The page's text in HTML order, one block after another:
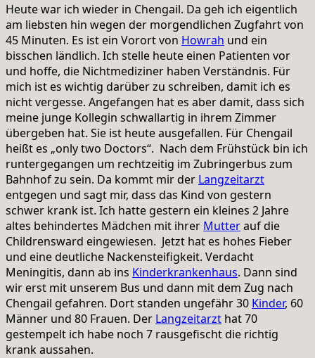
Heute war ich wieder in Chengail. Da geh ich eigentlich
am liebsten hin wegen der morgendlichen Zugfahrt von
45 Minuten. Es ist ein Vorort von Howrah und ein
bisschen ländlich. Ich stelle heute einen Patienten vor
und hoffe, die Nichtmediziner haben Verständnis. Für
mich ist es wichtig darüber zu schreiben, damit ich es
nicht vergesse. Angefangen hat es aber damit, dass sich
meine junge Kollegin schwallartig in ihrem Zimmer
übergeben hat. Sie ist heute ausgefallen. Für Chengail
heißt es „only two Doctors“. Nach dem Frühstück bin ich
runtergegangen um rechtzeitig im Zubringerbus zum
Bahnhof zu sein. Da kommt mir der Langzeitarzt
entgegen und sagt mir, dass das Kind von gestern
schwer krank ist. Ich hatte gestern ein kleines 2 Jahre
altes behindertes Mädchen mit ihrer Mutterauf die
Childrensward eingewiesen. Jetzt hat es hohes Fieber
und eine deutliche Nackensteifigkeit. Verdacht
Meningitis, dann ab ins Kinderkrankenhaus. Dann sind
wir erst mit unserem Bus und dann mit dem Zug nach
Chengail gefahren. Dort standen ungefähr 30 Kinder, 60
Männer und 80 Frauen. Der Langzeitarzt hat 70
gestempelt ich habe noch 7 rausgefischt die richtig
krank aussahen.